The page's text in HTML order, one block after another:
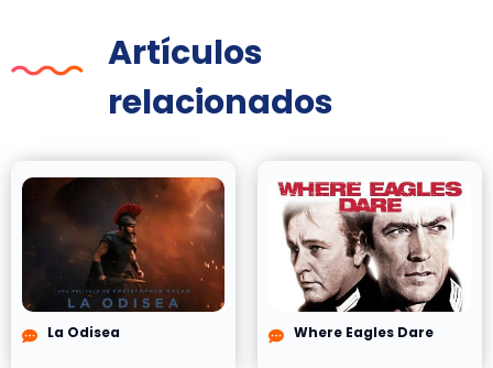
Artículos
relacionados
La Odisea Where Eagles Dare